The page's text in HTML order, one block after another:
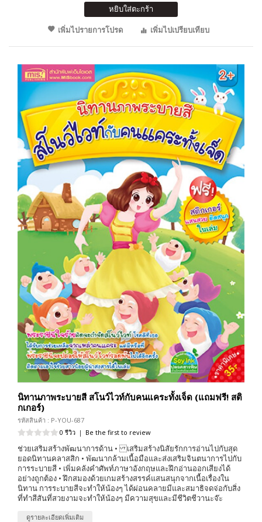
หยิบใส่ตะกร้า
เพิ่มไปรายการโปรด
เพิ่มไปเปรียบเทียบ
นิทานภาพระบายสี สโนว์ไวท์กับคนแคระทั้งเจ็ด (แถมฟรี! สติ
กเกอร์)
รหัสสินค้า : P-YOU-687
0 รีวิว | Be the first to review
ช่วยเสริมสร้างพัฒนาการด้าน • เสริมสร้างนิสัยรักการอ่านไปกับสุด
ยอดนิทานคลาสสิก • พัฒนากล้ามเนื้อมือและส่งเสริมจินตนาการไปกับ
การระบายสี • เพิ่มคลังคำศัพท์ภาษาอังกฤษและฝึกอ่านออกเสียงได้
อย่างถูกต้อง • ฝึกสมองด้วยเกมสร้างสรรค์แสนสนุกจากเนื้อเรื่องใน
นิทาน การระบายสีจะทำให้น้องๆ ได้ผ่อนคลายมีและสมาธิจดจ่อกับสิ่ง
ที่ทำสีสันที่สวยงามจะทำให้น้องๆ มีความสุขและมีชีวิตชีวานะจ๊ะ
ดูรายละเอียดเพิ่มเติม